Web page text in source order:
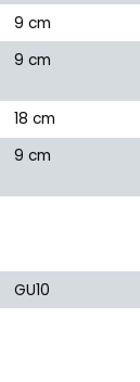
9 cm
9 cm
18 cm
9 cm
GU10